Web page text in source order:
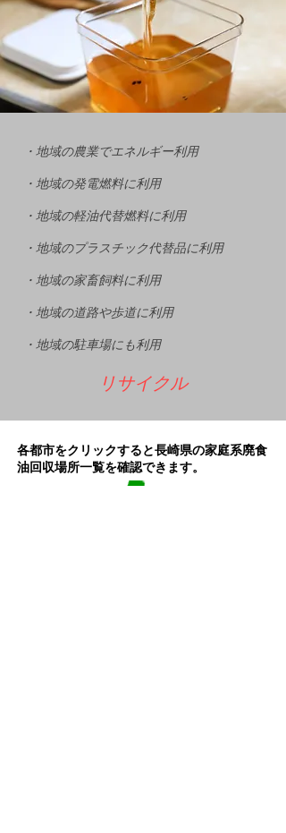
・地域の農業でエネルギー利用
・地域の発電燃料に利用
・地域の軽油代替燃料に利用
・地域のプラスチック代替品に利用
・地域の家畜飼料に利用
・地域の道路や歩道に利用
・地域の駐車場にも利用
リサイクル
各都市をクリックすると長崎県の家庭系廃食
油回収場所一覧を確認できます。